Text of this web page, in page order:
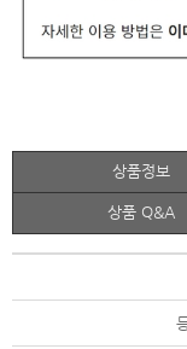
상품정보
상품 Q&A